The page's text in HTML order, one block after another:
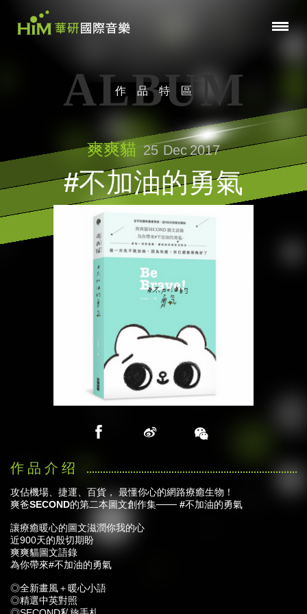
作品特區
ALBUM
爽爽貓 Dec2017
25
#不加油的勇氣
攻佔機場、捷運、百貨， 最懂你心的網路療癒生物！
爽爸SECOND的第二本圖文創作集─── #不加油的勇氣
讓療癒暖心的圖文滋潤你我的心
近900天的殷切期盼
爽爽貓圖文語錄
為你帶來#不加油的勇氣
◎全新畫風＋暖心小語
◎精選中英對照